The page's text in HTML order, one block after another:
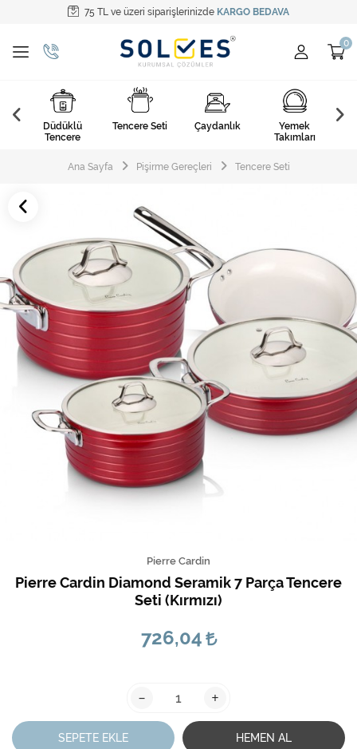
75 TL ve üzeri siparişlerinizde KARGO BEDAVA
Tüm Kategoriler
Pişirme Gereçleri
Yemek Takımları
Kahvaltı Takımları
Çatal Kaşık Bıçak
Cam Ürünler
Mutfak Tekstili
Mutfak Aksesuarları
Düdüklü
Tencere
Tencere Seti Çaydanlık
Yemek
Takımları
Ana Sayfa Pişirme Gereçleri Tencere Seti
Pierre Cardin
Pierre Cardin Diamond Seramik 7 Parça Tencere
Seti (Kırmızı)
726,04
- +
SEPETE EKLE HEMEN AL